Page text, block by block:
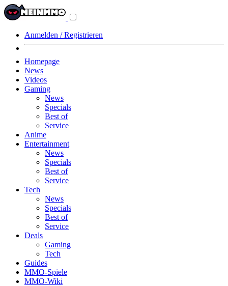
Anmelden / Registrieren
Homepage
News
Videos
Gaming
News
Specials
Best of
Service
Anime
Entertainment
News
Specials
Best of
Service
Tech
News
Specials
Best of
Service
Deals
Gaming
Tech
Guides
MMO-Spiele
MMO-Wiki